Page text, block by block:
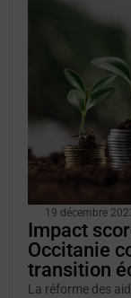
19 décembre
Impact
Occitanie
transition
La réforme des